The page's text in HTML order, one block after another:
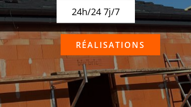
24h/24 7j/7
RÉALISATIONS